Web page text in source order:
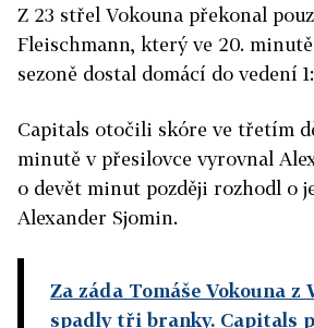
Z 23 střel Vokouna překonal
Fleischmann, který ve 20. minutě
sezoně dostal domácí do vedení
Capitals otočili skóre ve třetím
minutě v přesilovce vyrovnal
o devět minut později rozhodl o
Alexander Sjomin.
Za záda Tomáše Vokouna z
spadly tři branky. Capitals